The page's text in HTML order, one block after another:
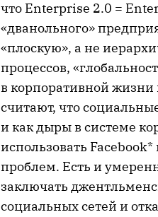
что Enterprise 2.0 =
«дванольного»
«плоскую», а не
процессов,
в корпоративной жизни
считают, что
и как дыры в системе
использовать
проблем. Есть и
заключать
социальных сетей и